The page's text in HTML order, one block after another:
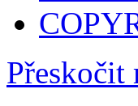
Přeskočit